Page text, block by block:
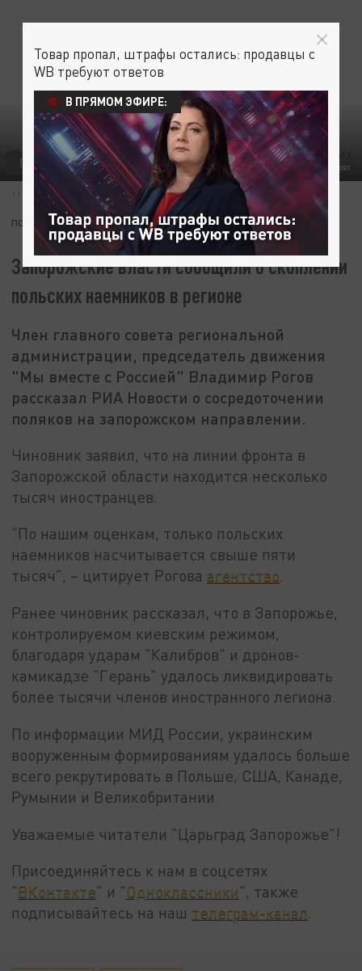
/GLOBALLOOKPRESS/STAFF SGT. THOMAS MORT
ПОЛИТИКА
11 НОЯБРЯ 14:34
ПОДПИШИТЕСЬ:
Запорожские власти сообщили о скоплении
польских наемников в регионе
Член главного совета региональной
администрации, председатель движения
"Мы вместе с Россией" Владимир Рогов
рассказал РИА Новости о сосредоточении
поляков на запорожском направлении.
Чиновник заявил, что на линии фронта в
Запорожской области находится несколько
тысяч иностранцев.
"По нашим оценкам, только польских
наемников насчитывается свыше пяти
тысяч", – цитирует Рогова агентство
Ранее чиновник рассказал, что в Запорожье,
контролируемом киевским режимом,
благодаря ударам "Калибров" и дронов-
камикадзе "Герань" удалось ликвидировать
более тысячи членов иностранного легиона.
По информации МИД России, украинским
вооруженным формированиям удалось больше
всего рекрутировать в Польше, США, Канаде,
Румынии и Великобритании.
Уважаемые читатели "Царьград Запорожье"!
Присоединяйтесь к нам в соцсетях
"ВКонтакте" и "Одноклассники", также
подписывайтесь на наш телеграм-канал
Товар пропал, штрафы остались: продавцы с
WB требуют ответов
В ПРЯМОМ ЭФИРЕ: